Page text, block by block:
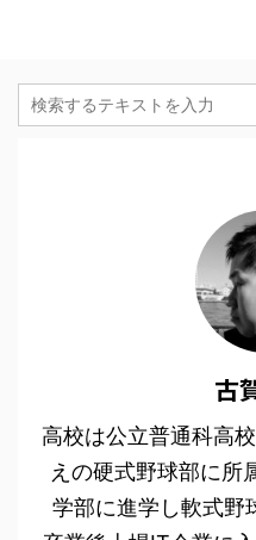
古
高校は公立普通科高
えの硬式野球部に所
学部に進学し軟式野